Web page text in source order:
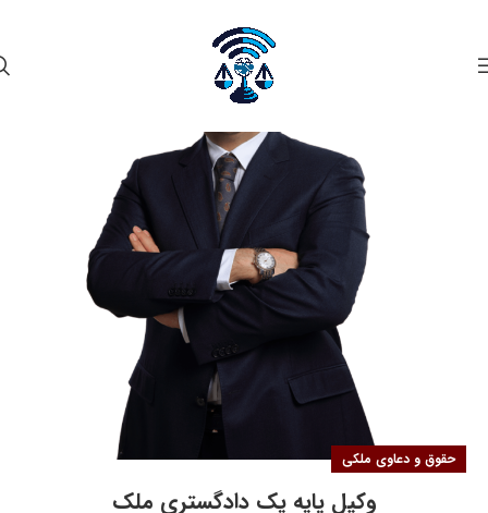
حقوق و دعاوی ملکی
وکیل پایه یک دادگستری ملک